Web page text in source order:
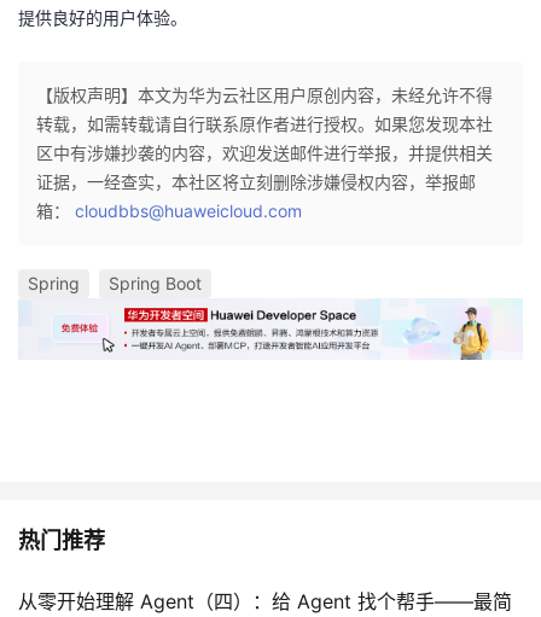
提供良好的用户体验。
【版权声明】本文为华为云社区用户原创内容，未经允许不得
转载，如需转载请自行联系原作者进行授权。如果您发现本社
区中有涉嫌抄袭的内容，欢迎发送邮件进行举报，并提供相关
证据，一经查实，本社区将立刻删除涉嫌侵权内容，举报邮
箱： cloudbbs@huaweicloud.com
Spring Spring Boot
热门推荐
从零开始理解 Agent（四）：给 Agent 找个帮手——最简